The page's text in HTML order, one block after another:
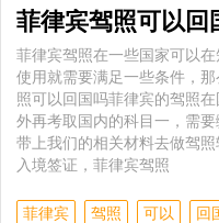
菲律宾驾照可以回
菲律宾驾照在一些国家可以
使用就需要满足一些条件，
照可以回国吗菲律宾的驾照
外再考取国内的科目一，需
带上我们的相关材料去做驾
入境签证，菲律宾驾照
菲律宾 驾照 可以 回